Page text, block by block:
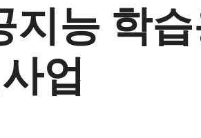
능 학습
업